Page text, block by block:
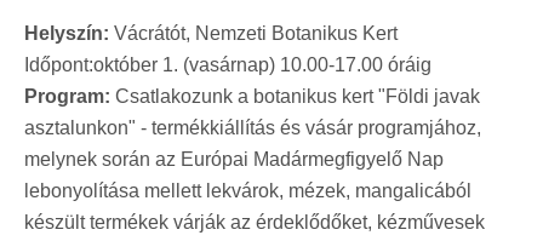
Helyszín: Vácrátót, Nemzeti Botanikus Kert
Időpont:október 1. (vasárnap) 10.00-17.00 óráig
Program: Csatlakozunk a botanikus kert "Földi javak
asztalunkon" - termékkiállítás és vásár programjához,
melynek során az Európai Madármegfigyelő Nap
lebonyolítása mellett lekvárok, mézek, mangalicából
készült termékek várják az érdeklődőket, kézművesek